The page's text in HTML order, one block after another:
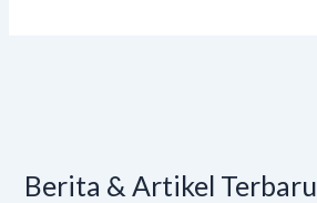
Berita & Artikel Terbaru